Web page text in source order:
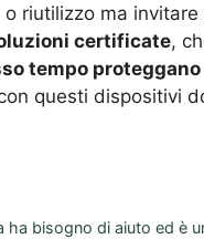
riutilizzo ma invitare
certificate,
tempo proteggano
questi dispositivi
ha bisogno di aiuto ed è